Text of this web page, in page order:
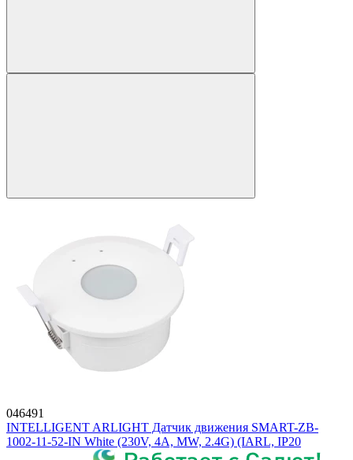
046491
INTELLIGENT ARLIGHT Датчик движения SMART-ZB-
1002-11-52-IN White (230V, 4A, MW, 2.4G) (IARL, IP20